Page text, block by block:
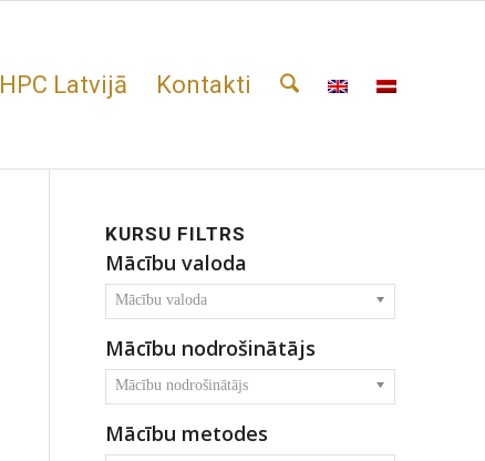
HPC Latvijā Kontakti
KURSU FILTRS
Mācību valoda
Mācību valoda
Mācību nodrošinātājs
Mācību nodrošinātājs
Mācību metodes